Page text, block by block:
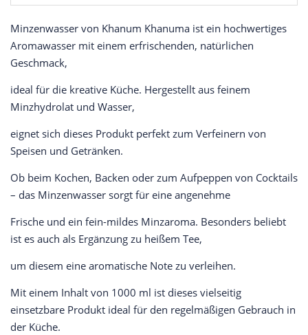
Minzenwasser von Khanum Khanuma ist ein hochwertiges
Aromawasser mit einem erfrischenden, natürlichen
Geschmack,
ideal für die kreative Küche. Hergestellt aus feinem
Minzhydrolat und Wasser,
eignet sich dieses Produkt perfekt zum Verfeinern von
Speisen und Getränken.
Ob beim Kochen, Backen oder zum Aufpeppen von Cocktails
– das Minzenwasser sorgt für eine angenehme
Frische und ein fein-mildes Minzaroma. Besonders beliebt
ist es auch als Ergänzung zu heißem Tee,
um diesem eine aromatische Note zu verleihen.
Mit einem Inhalt von 1000 ml ist dieses vielseitig
einsetzbare Produkt ideal für den regelmäßigen Gebrauch in
der Küche.